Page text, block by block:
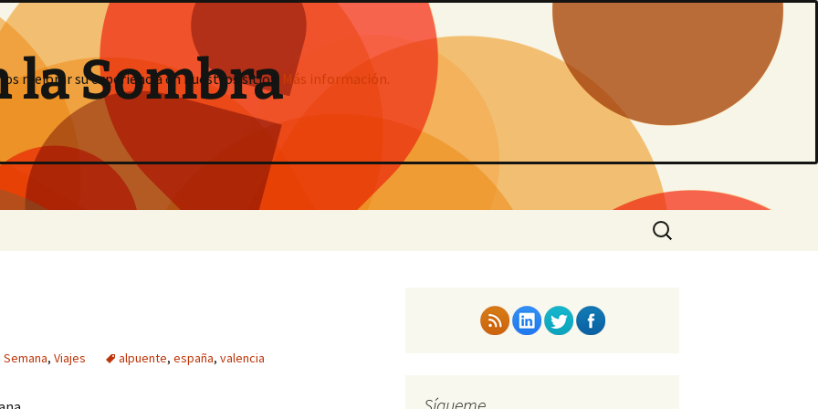
la Sombra
Buscar:
, Viajes alpuente, españa, valencia
mejorar su experiencia en nuestros sitios: Más información.